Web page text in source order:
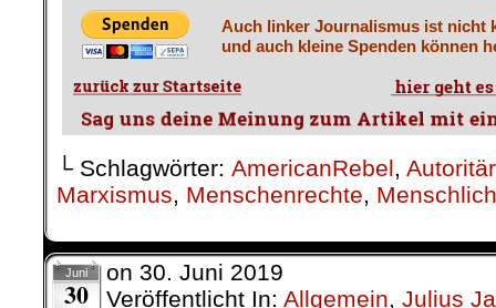
Auch linker Journalismus ist nicht
und auch kleine Spenden können
└ Schlagwörter: AmericanRebel,
Marxismus, Menschenrechte,
Juni
30
on 30. Juni 2019
Veröffentlicht In: Allgemein, Julius